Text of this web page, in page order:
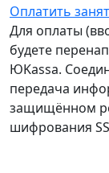
Оплатить
Для оплаты
будете
ЮKassa.
передача
защищённом
шифрования